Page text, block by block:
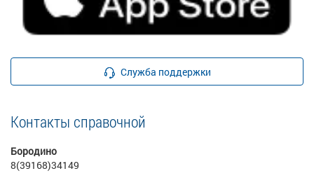
Служба поддержки
Контакты справочной
Бородино
8(39168)34149